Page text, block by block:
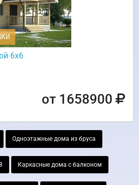
6х6
от 1658900
Одноэтажные дома из бруса
Каркасные дома с балконом